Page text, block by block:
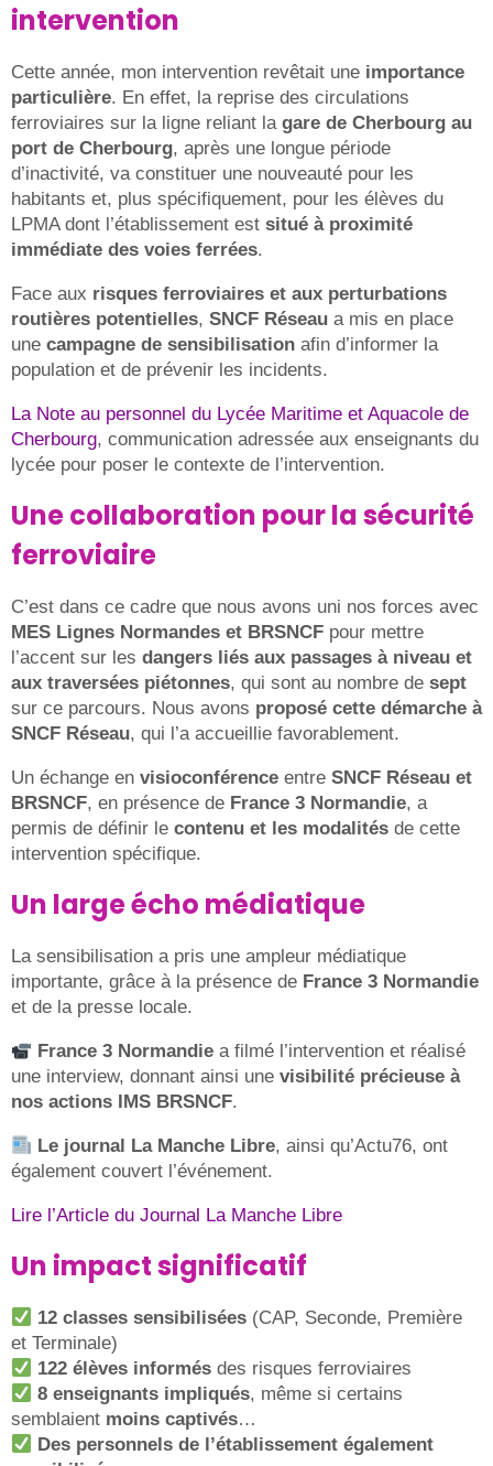
intervention
Cette année, mon intervention revêtait une importance
particulière. En effet, la reprise des circulations
ferroviaires sur la ligne reliant la gare de Cherbourg au
port de Cherbourg, après une longue période
d’inactivité, va constituer une nouveauté pour les
habitants et, plus spécifiquement, pour les élèves du
LPMA dont l’établissement est situé à proximité
immédiate des voies ferrées.
Face aux risques ferroviaires et aux perturbations
routières potentielles, SNCF Réseau a mis en place
une campagne de sensibilisation afin d’informer la
population et de prévenir les incidents.
La Note au personnel du Lycée Maritime et Aquacole de
Cherbourg, communication adressée aux enseignants du
lycée pour poser le contexte de l’intervention.
Une collaboration pour la sécurité
ferroviaire
C’est dans ce cadre que nous avons uni nos forces avec
MES Lignes Normandes et BRSNCF pour mettre
l’accent sur les dangers liés aux passages à niveau et
aux traversées piétonnes, qui sont au nombre de sept
sur ce parcours. Nous avons proposé cette démarche à
SNCF Réseau, qui l’a accueillie favorablement.
Un échange en visioconférence entre SNCF Réseau et
BRSNCF, en présence de France 3 Normandie, a
permis de définir le contenu et les modalités de cette
intervention spécifique.
Un large écho médiatique
La sensibilisation a pris une ampleur médiatique
importante, grâce à la présence de France 3 Normandie
et de la presse locale.
France 3 Normandie a filmé l’intervention et réalisé
une interview, donnant ainsi une visibilité précieuse à
nos actions IMS BRSNCF.
Le journal La Manche Libre, ainsi qu’Actu76, ont
également couvert l’événement.
Lire l’Article du Journal La Manche Libre
Un impact significatif
12 classes sensibilisées (CAP, Seconde, Première
et Terminale)
122 élèves informés des risques ferroviaires
8 enseignants impliqués, même si certains
semblaient moins captivés…
Des personnels de l’établissement également